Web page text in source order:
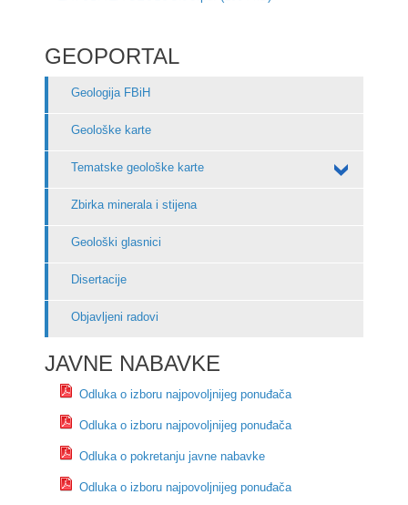
GEOPORTAL
Geologija FBiH
Geološke karte
Tematske geološke karte
Zbirka minerala i stijena
Geološki glasnici
Disertacije
Objavljeni radovi
JAVNE NABAVKE
Odluka o izboru najpovoljnijeg ponuđača
Odluka o izboru najpovoljnijeg ponuđača
Odluka o pokretanju javne nabavke
Odluka o izboru najpovoljnijeg ponuđača